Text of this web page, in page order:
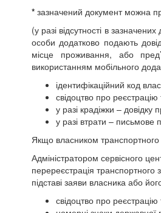
* зазначений документ можна
(у разі відсутності в
особи додатково подають
місце проживання, або
використанням мобільного
ідентифікаційний код
свідоцтво про
у разі крадіжки – довідку
у разі втрати – письмове
Якщо власником
Адміністратором сервісного
перереєстрація
підставі заяви власника або
свідоцтво про реєстрацію